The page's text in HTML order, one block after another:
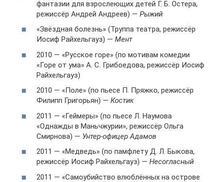
фантазии для взрослеющих детей Г. Б. Остера,
режиссёр Андрей Андреев) — Рыжий
«Звёздная болезнь» (Труппа театра, режиссёр
Иосиф Райхельгауз) — Мент
2010 — «Русское горе» (по мотивам комедии
«Горе от ума» А. С. Грибоедова, режиссёр Иосиф
Райхельгауз)
2010 — «Поле» (по пьесе П. Пряжко, режиссёр
Филипп Григорьян) — Костик
2011 — «Геймеры» (по пьесе Л. Наумова
«Однажды в Маньчжурии», режиссёр Ольга
Смирнова) — Унтер-офицер Адамов
2011 — «Медведь» (по памфлету Д. Л. Быкова,
режиссёр Иосиф Райхельгауз) — Несогласный
2011 — «Самоубийство влюблённых на острове